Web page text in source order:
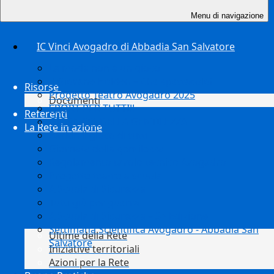
Risorse
Documenti
Referenti
La Rete in azione
Ultime della Rete
Iniziative territoriali
Azioni per la Rete
Menu di navigazione
IC Vinci Avogadro di Abbadia San Salvatore
Progetto Teatro Avogadro 2025
SPORT PER TUTTI!!
GIORNATA DELLA GENTILEZZA
Baskin il gioco di tutti
Settimana Scientifica Avogadro - Abbadia San
Salvatore